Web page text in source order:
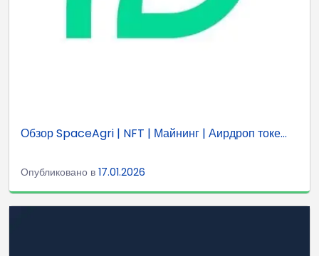
Обзор SpaceAgri | NFT | Майнинг | Аирдроп токе...
Опубликовано в 17.01.2026